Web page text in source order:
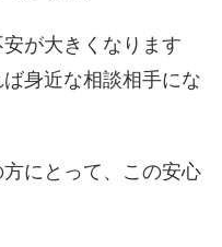
が大きくなります
身近な相談相手にな
にとって、この安心